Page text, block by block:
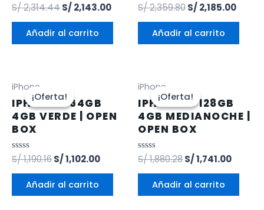
Valorado
en
0
S/2,314.44S/2,143.00
Añadir al carrito
Valorado
en
0
S/2,359.80S/2,185.00
Añadir al carrito
¡Oferta!
¡Oferta!
iPhone
IPHONE 11 64GB
4GB VERDE | OPEN
BOX
Valorado
en
0
S/1,190.16S/1,102.00
Añadir al carrito
¡Oferta!
¡Oferta!
iPhone
IPHONE 13 128GB
4GB MEDIANOCHE |
OPEN BOX
Valorado
en
0
S/1,880.28S/1,741.00
Añadir al carrito